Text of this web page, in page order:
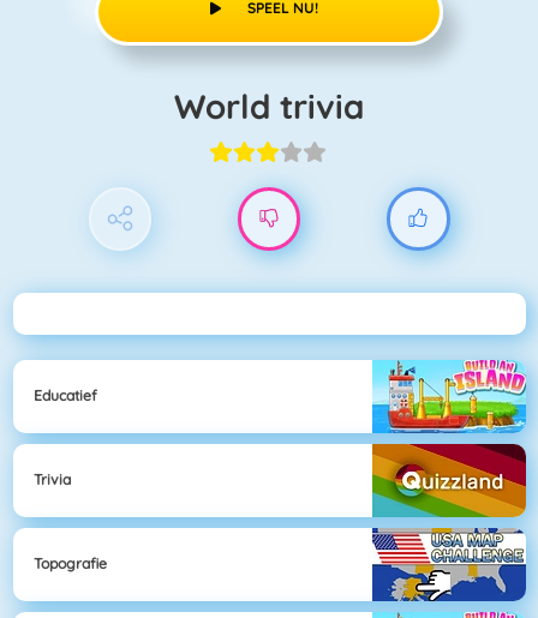
SPEEL NU!
World trivia
Educatief
Trivia
Topografie